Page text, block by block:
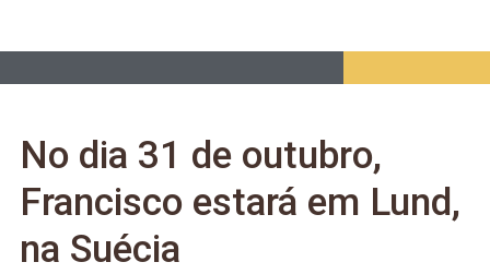
No dia 31 de outubro,
Francisco estará em Lund,
na Suécia